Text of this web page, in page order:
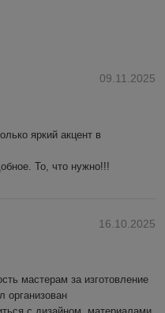
09.11.2025
яркий акцент в
То, что нужно!!!
16.10.2025
мастерам за изготовление
организован